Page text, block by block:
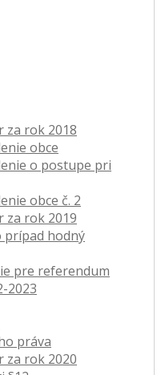
za rok 2018
obce
o postupe pri
obce č. 2
za rok 2019
prípad hodný
pre referendum
2023
práva
za rok 2020